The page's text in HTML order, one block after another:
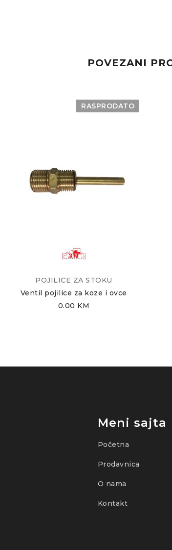
POVEZANI
RASPRODATO
POJILICE ZA STOKU
Ventil pojilice za koze i ovce
0.00 KM
Meni sajta
Početna
Prodavnica
O nama
Kontakt